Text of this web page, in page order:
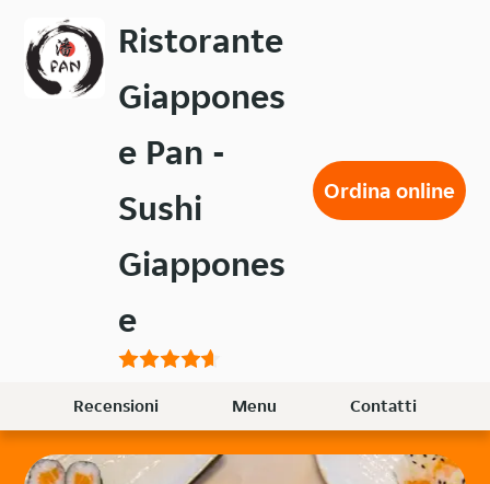
contenuto
principale
Ristorante
Giappones
e Pan -
Sushi
Giappones
e
Ordina online
Recensioni Menu Contatti